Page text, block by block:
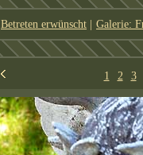
Betreten erwünscht | Galerie:
1 2 3